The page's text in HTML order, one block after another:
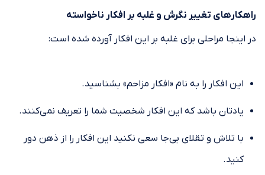
راهکارهای تغییر نگرش و غلبه بر افکار ناخواسته
در اینجا مراحلی برای غلبه بر این افکار آورده شده است:
این افکار را به نام «افکار مزاحم» بشناسید.
یادتان باشد که این افکار شخصیت شما را تعریف نمی‌کنند.
با تلاش و تقلای بی‌جا سعی نکنید این افکار را از ذهن دور
کنید.